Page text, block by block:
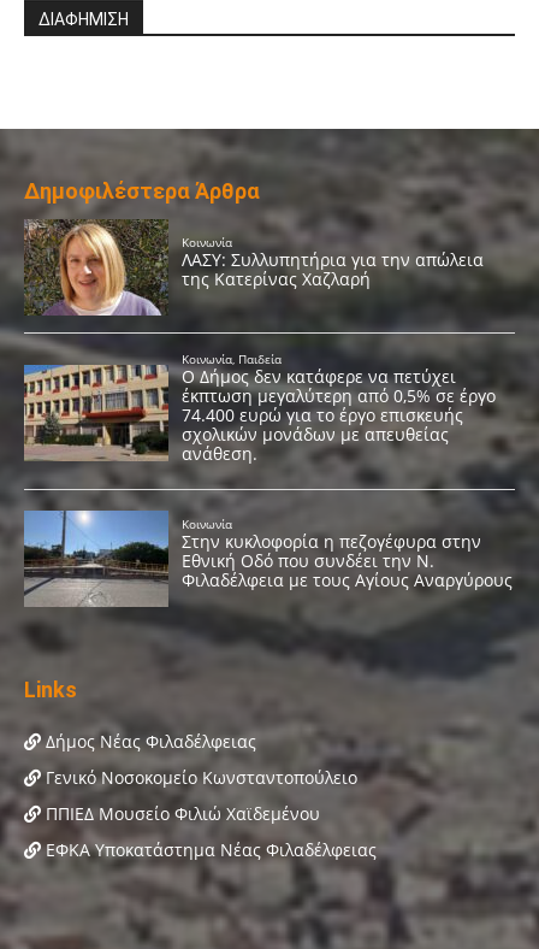
ΔΙΑΦΗΜΙΣΗ
Δημοφιλέστερα Άρθρα
Links
Δήμος Νέας Φιλαδέλφειας
Γενικό Νοσοκομείο Κωνσταντοπούλειο
ΠΠΙΕΔ Μουσείο Φιλιώ Χαϊδεμένου
ΕΦΚΑ Υποκατάστημα Νέας Φιλαδέλφειας